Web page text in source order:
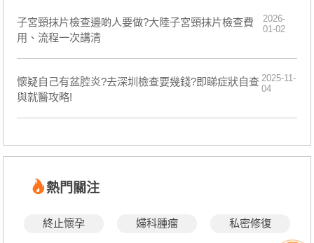
子宮頸抹片檢查邊啲人要做?大陸子宮頸抹片檢查費
用、流程一次講清
2026-
01-02
懷疑自己有盆腔炎?去深圳檢查要幾錢?即睇症狀自查
與就醫攻略!
2025-11-
04
熱門關注
終止懷孕 婦科腫瘤 私密修復